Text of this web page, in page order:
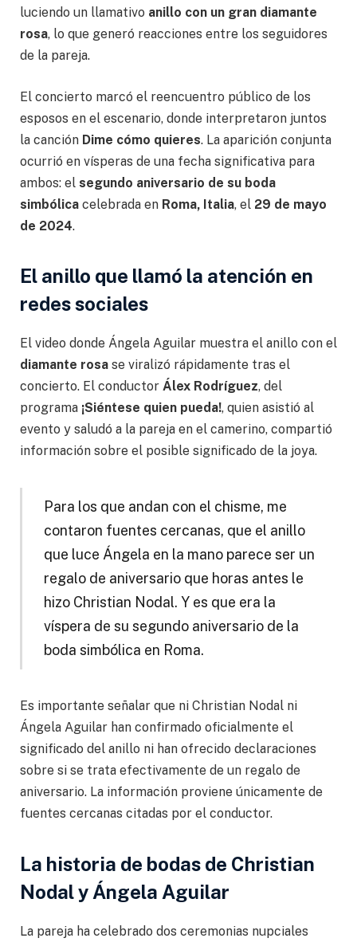
luciendo un llamativo anillo con un gran diamante
rosa, lo que generó reacciones entre los seguidores
de la pareja.
El concierto marcó el reencuentro público de los
esposos en el escenario, donde interpretaron juntos
la canción Dime cómo quieres. La aparición conjunta
ocurrió en vísperas de una fecha significativa para
ambos: el segundo aniversario de su boda
simbólica celebrada en Roma, Italia, el 29 de mayo
de 2024.
El anillo que llamó la atención en
redes sociales
El video donde Ángela Aguilar muestra el anillo con el
diamante rosa se viralizó rápidamente tras el
concierto. El conductor Álex Rodríguez, del
programa ¡Siéntese quien pueda!, quien asistió al
evento y saludó a la pareja en el camerino, compartió
información sobre el posible significado de la joya.
Para los que andan con el chisme, me
contaron fuentes cercanas, que el anillo
que luce Ángela en la mano parece ser un
regalo de aniversario que horas antes le
hizo Christian Nodal. Y es que era la
víspera de su segundo aniversario de la
boda simbólica en Roma.
Es importante señalar que ni Christian Nodal ni
Ángela Aguilar han confirmado oficialmente el
significado del anillo ni han ofrecido declaraciones
sobre si se trata efectivamente de un regalo de
aniversario. La información proviene únicamente de
fuentes cercanas citadas por el conductor.
La historia de bodas de Christian
Nodal y Ángela Aguilar
La pareja ha celebrado dos ceremonias nupciales